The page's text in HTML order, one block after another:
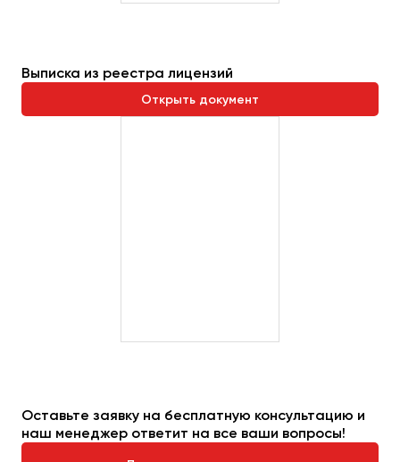
Выписка из реестра лицензий
Открыть документ
Оставьте заявку на бесплатную консультацию и
наш менеджер ответит на все ваши вопросы!